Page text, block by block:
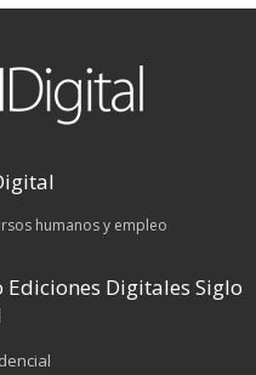
humanos y empleo
Digitales Siglo